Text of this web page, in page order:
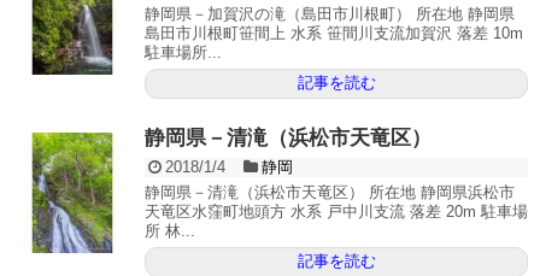
静岡県－加賀沢の滝（島田市川根町） 所在地 静岡県
島田市川根町笹間上 水系 笹間川支流加賀沢 落差 10m
駐車場所...
記事を読む
静岡県－清滝（浜松市天竜区）
2018/1/4
静岡
静岡県－清滝（浜松市天竜区） 所在地 静岡県浜松市
天竜区水窪町地頭方 水系 戸中川支流 落差 20m 駐車場
所 林...
記事を読む